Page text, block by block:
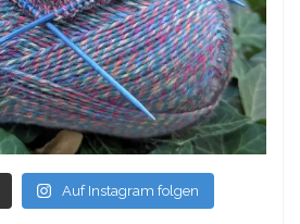
Auf Instagram folgen